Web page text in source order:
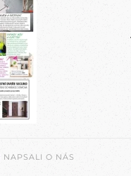
NAPSALI O NÁS